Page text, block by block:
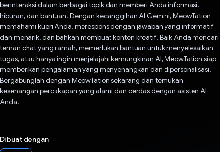
berinteraksi dalam berbagai topik dan memberi Anda informasi,
hiburan, dan bantuan. Dengan kecanggihan AI Gemini, MeowTation
memahami kueri Anda, merespons dengan jawaban yang informatif
dan menarik, dan bahkan membuat konten kreatif. Baik Anda mencari
teman chat yang ramah, memerlukan bantuan untuk menyelesaikan
tugas, atau hanya ingin menjelajahi kemungkinan AI, MeowTation siap
memberikan pengalaman yang menyenangkan dan dipersonalisasi.
Bergabunglah dengan MeowTation sekarang dan temukan
kesenangan percakapan yang alami dan cerdas dengan asisten AI
Anda.
Dibuat dengan